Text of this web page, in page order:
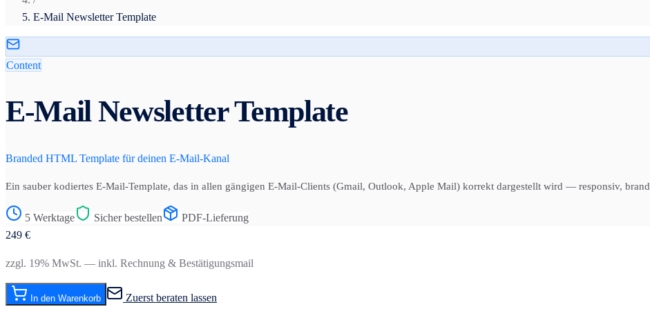
E-Mail Newsletter Template
Content
E-Mail Newsletter Template
Branded HTML Template für deinen E-Mail-Kanal
Ein sauber kodiertes E-Mail-Template, das in allen gängigen E-Mail-Clients (Gmail, Outlook, Apple Mail) korrekt dargestellt wird — responsiv,
5 Werktage Sicher bestellen
PDF-Lieferung
249 €
zzgl. 19% MwSt. — inkl. Rechnung & Bestätigungsmail
In den Warenkorb Zuerst beraten lassen